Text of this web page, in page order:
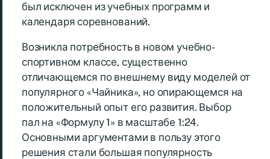
был исключен из учебных программ и
календаря соревнований.
Возникла потребность в новом учебно-
спортивном классе, существенно
отличающемся по внешнему виду моделей от
популярного «Чайника», но опирающемся на
положительный опыт его развития. Выбор
пал на «Формулу 1» в масштабе 1:24.
Основными аргументами в пользу этого
решения стали большая популярность